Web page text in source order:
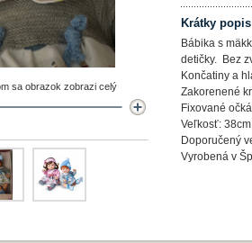
Krátky popis
Bábika s
detičky. Bez
Končatiny a
Zakorenené
Fixované
Veľkosť:
Doporučený
Vyrobená v
sa obrazok zobrazi celý